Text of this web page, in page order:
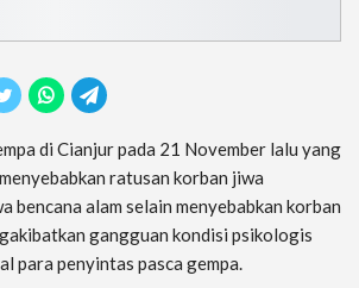
di Cianjur pada 21 November lalu yang
ratusan korban jiwa
bencana alam selain menyebabkan korban
gangguan kondisi psikologis
para penyintas pasca gempa.